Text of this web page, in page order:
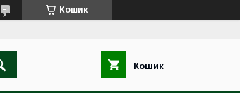
Кошик
Кошик